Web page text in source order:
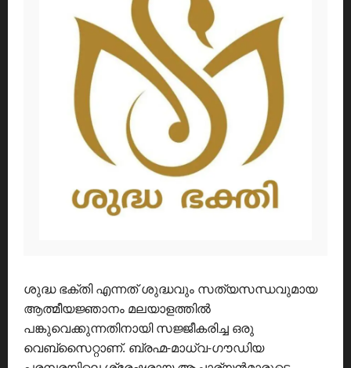
ശുദ്ധ ഭക്തി എന്നത് ശുദ്ധവും സത്യസന്ധവുമായ
ആത്മീയജ്ഞാനം മലയാളത്തിൽ
പങ്കുവെക്കുന്നതിനായി സജ്ജീകരിച്ച ഒരു
വെബ്സൈറ്റാണ്. ബ്രഹ്മ-മാധ്വ-ഗൗഡിയ